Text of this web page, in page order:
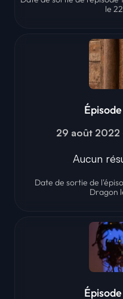
le
29 août 2022
Aucun
Date de sortie de
Dragon